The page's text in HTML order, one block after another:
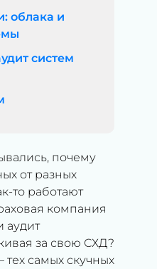
облака и
систем
почему
от разных
то работают
компания
аудит
за свою СХД?
тех самых скучных